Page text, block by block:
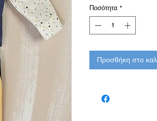
Ποσότητα *
Προσθήκη στο